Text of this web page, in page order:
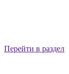
Перейти в раздел